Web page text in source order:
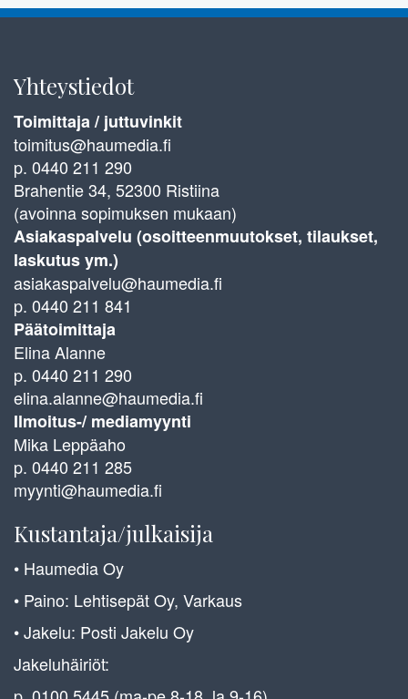
Yhteystiedot
Toimittaja / juttuvinkit
toimitus@haumedia.fi
p. 0440 211 290
Brahentie 34, 52300 Ristiina
(avoinna sopimuksen mukaan)
Asiakaspalvelu (osoitteenmuutokset, tilaukset,
laskutus ym.)
asiakaspalvelu@haumedia.fi
p. 0440 211 841
Päätoimittaja
Elina Alanne
p. 0440 211 290
elina.alanne@haumedia.fi
Ilmoitus-/ mediamyynti
Mika Leppäaho
p. 0440 211 285
myynti@haumedia.fi
Kustantaja/julkaisija
• Haumedia Oy
• Paino: Lehtisepät Oy, Varkaus
• Jakelu: Posti Jakelu Oy
Jakeluhäiriöt: